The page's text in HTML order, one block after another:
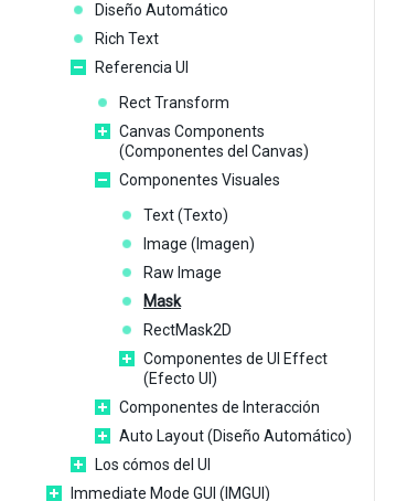
Diseño Automático
Rich Text
Referencia UI
Rect Transform
Canvas Components
(Componentes del Canvas)
Componentes Visuales
Text (Texto)
Image (Imagen)
Raw Image
Mask
RectMask2D
Componentes de UI Effect
(Efecto UI)
Componentes de Interacción
Auto Layout (Diseño Automático)
Los cómos del UI
Immediate Mode GUI (IMGUI)